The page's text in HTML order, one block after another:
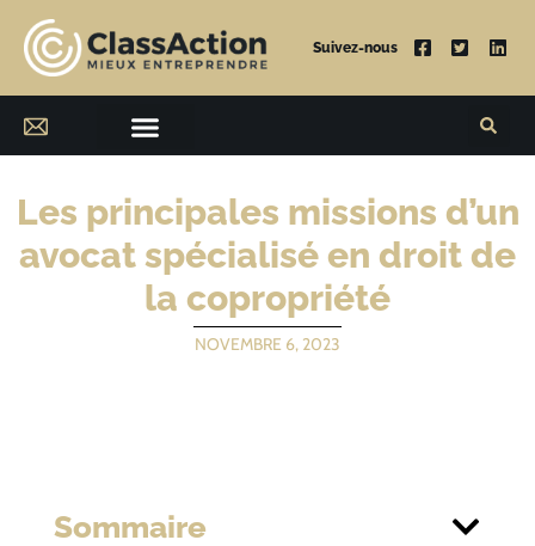
Suivez-nous
Les principales missions d’un
avocat spécialisé en droit de
la copropriété
NOVEMBRE 6, 2023
Sommaire